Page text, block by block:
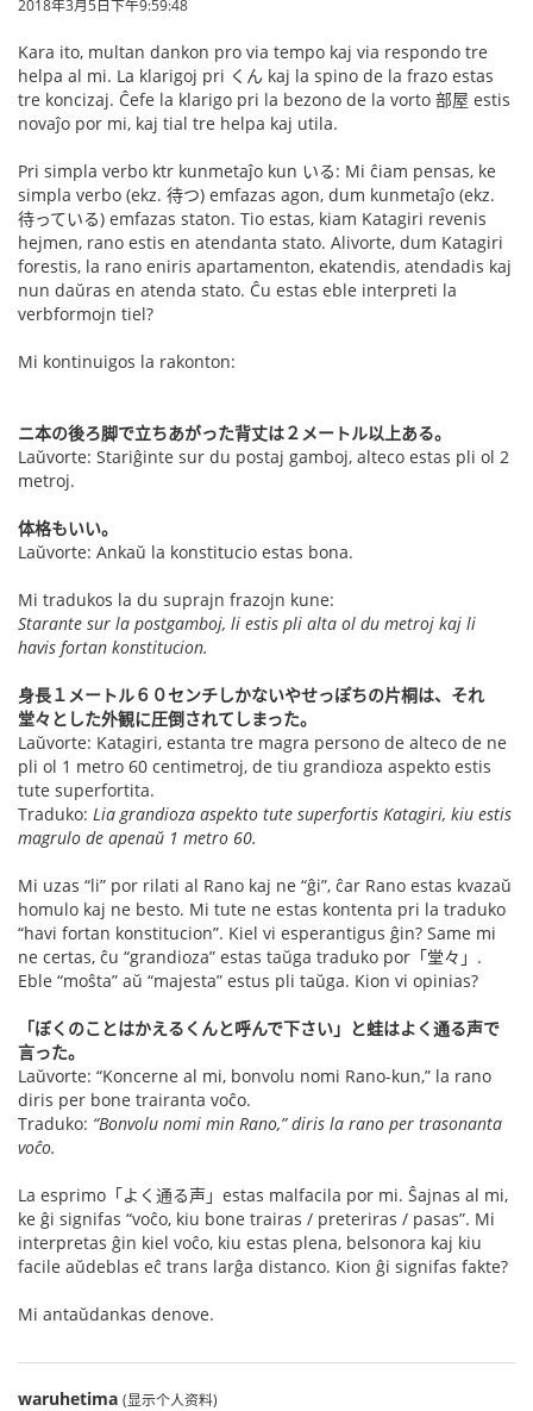
2018年3月5日下午9:59:48
Kara ito, multan dankon pro via tempo kaj via respondo tre
helpa al mi. La klarigoj pri くん kaj la spino de la frazo estas
tre koncizaj. Ĉefe la klarigo pri la bezono de la vorto 部屋 estis
novaĵo por mi, kaj tial tre helpa kaj utila.
Pri simpla verbo ktr kunmetaĵo kun いる: Mi ĉiam pensas, ke
simpla verbo (ekz. 待つ) emfazas agon, dum kunmetaĵo (ekz.
待っている) emfazas staton. Tio estas, kiam Katagiri revenis
hejmen, rano estis en atendanta stato. Alivorte, dum Katagiri
forestis, la rano eniris apartamenton, ekatendis, atendadis kaj
nun daŭras en atenda stato. Ĉu estas eble interpreti la
verbformojn tiel?
Mi kontinuigos la rakonton:
ニ本の後ろ脚で立ちあがった背丈は２メートル以上ある。
Laŭvorte: Stariĝinte sur du postaj gamboj, alteco estas pli ol 2
metroj.
体格もいい。
Laŭvorte: Ankaŭ la konstitucio estas bona.
Mi tradukos la du suprajn frazojn kune:
Starante sur la postgamboj, li estis pli alta ol du metroj kaj li
havis fortan konstitucion.
身長１メートル６０センチしかないやせっぽちの片桐は、それ
堂々とした外観に圧倒されてしまった。
Laŭvorte: Katagiri, estanta tre magra persono de alteco de ne
pli ol 1 metro 60 centimetroj, de tiu grandioza aspekto estis
tute superfortita.
Traduko: Lia grandioza aspekto tute superfortis Katagiri, kiu estis
magrulo de apenaŭ 1 metro 60.
Mi uzas “li” por rilati al Rano kaj ne “ĝi”, ĉar Rano estas kvazaŭ
homulo kaj ne besto. Mi tute ne estas kontenta pri la traduko
“havi fortan konstitucion”. Kiel vi esperantigus ĝin? Same mi
ne certas, ĉu “grandioza” estas taŭga traduko por「堂々」.
Eble “moŝta” aŭ “majesta” estus pli taŭga. Kion vi opinias?
「ぼくのことはかえるくんと呼んで下さい」と蛙はよく通る声で
言った。
Laŭvorte: “Koncerne al mi, bonvolu nomi Rano-kun,” la rano
diris per bone trairanta voĉo.
Traduko: “Bonvolu nomi min Rano,” diris la rano per trasonanta
voĉo.
La esprimo「よく通る声」estas malfacila por mi. Ŝajnas al mi,
ke ĝi signifas “voĉo, kiu bone trairas / preteriras / pasas”. Mi
interpretas ĝin kiel voĉo, kiu estas plena, belsonora kaj kiu
facile aŭdeblas eĉ trans larĝa distanco. Kion ĝi signifas fakte?
Mi antaŭdankas denove.
waruhetima (显示个人资料)